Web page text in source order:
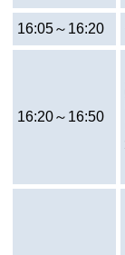
16:05～16:20
16:20～16:50